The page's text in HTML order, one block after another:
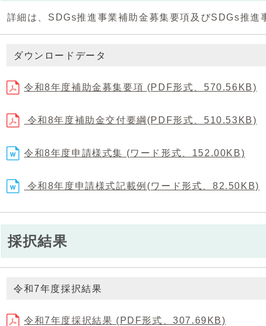
詳細は、SDGs推進事業補助金募集要項及びSDGs推進
ダウンロードデータ
令和8年度補助金募集要項 (PDF形式、570.56KB)
令和8年度補助金交付要綱(PDF形式、510.53KB)
令和8年度申請様式集 (ワード形式、152.00KB)
令和8年度申請様式記載例(ワード形式、82.50KB)
採択結果
令和7年度採択結果
令和7年度採択結果 (PDF形式、307.69KB)